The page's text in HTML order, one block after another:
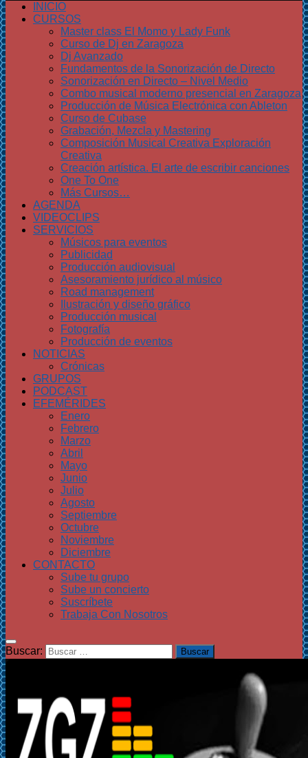
INICIO
CURSOS
Master class El Momo y Lady Funk
Curso de Dj en Zaragoza
Dj Avanzado
Fundamentos de la Sonorización de Directo
Sonorización en Directo – Nivel Medio
Combo musical moderno presencial en Zaragoza
Producción de Música Electrónica con Ableton
Curso de Cubase
Grabación, Mezcla y Mastering
Composición Musical Creativa Exploración
Creativa
Creación artística. El arte de escribir canciones
One To One
Más Cursos…
AGENDA
VIDEOCLIPS
SERVICIOS
Músicos para eventos
Publicidad
Producción audiovisual
Asesoramiento jurídico al músico
Road management
Ilustración y diseño gráfico
Producción musical
Fotografía
Producción de eventos
NOTICIAS
Crónicas
GRUPOS
PODCAST
EFEMÉRIDES
Enero
Febrero
Marzo
Abril
Mayo
Junio
Julio
Agosto
Septiembre
Octubre
Noviembre
Diciembre
CONTACTO
Sube tu grupo
Sube un concierto
Suscríbete
Trabaja Con Nosotros
Buscar: